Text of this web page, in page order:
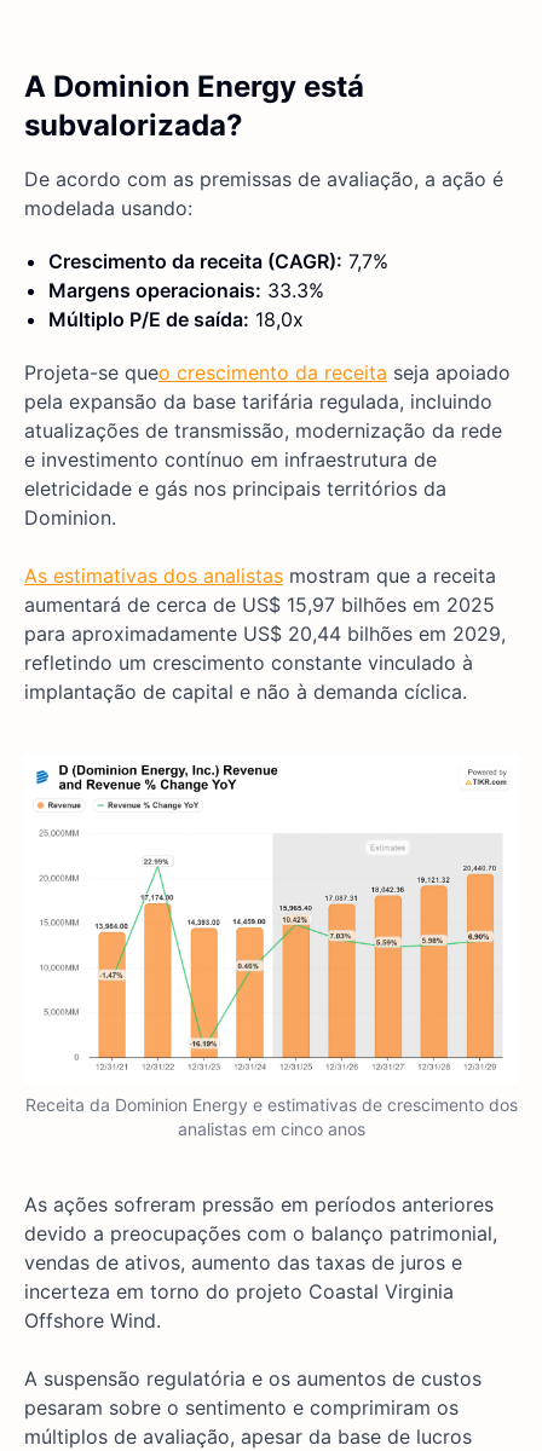
A Dominion Energy está
subvalorizada?
De acordo com as premissas de avaliação, a ação é
modelada usando:
Crescimento da receita (CAGR): 7,7%
Margens operacionais: 33.3%
Múltiplo P/E de saída: 18,0x
Projeta-se queo crescimento da receita seja apoiado
pela expansão da base tarifária regulada, incluindo
atualizações de transmissão, modernização da rede
e investimento contínuo em infraestrutura de
eletricidade e gás nos principais territórios da
Dominion.
As estimativas dos analistas mostram que a receita
aumentará de cerca de US$ 15,97 bilhões em 2025
para aproximadamente US$ 20,44 bilhões em 2029,
refletindo um crescimento constante vinculado à
implantação de capital e não à demanda cíclica.
Receita da Dominion Energy e estimativas de crescimento dos
analistas em cinco anos
As ações sofreram pressão em períodos anteriores
devido a preocupações com o balanço patrimonial,
vendas de ativos, aumento das taxas de juros e
incerteza em torno do projeto Coastal Virginia
Offshore Wind.
A suspensão regulatória e os aumentos de custos
pesaram sobre o sentimento e comprimiram os
múltiplos de avaliação, apesar da base de lucros